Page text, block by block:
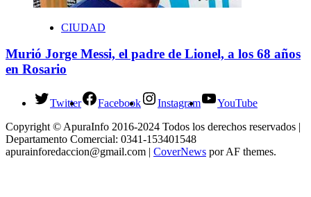
CIUDAD
Murió Jorge Messi, el padre de Lionel, a los 68 años
en Rosario
Twitter Facebook Instagram
YouTube
Copyright © ApuraInfo 2016-2024 Todos los derechos reservados |
Departamento Comercial: 0341-153401548
apurainforedaccion@gmail.com | CoverNews por AF themes.